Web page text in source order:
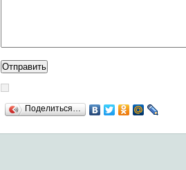
Поделиться…